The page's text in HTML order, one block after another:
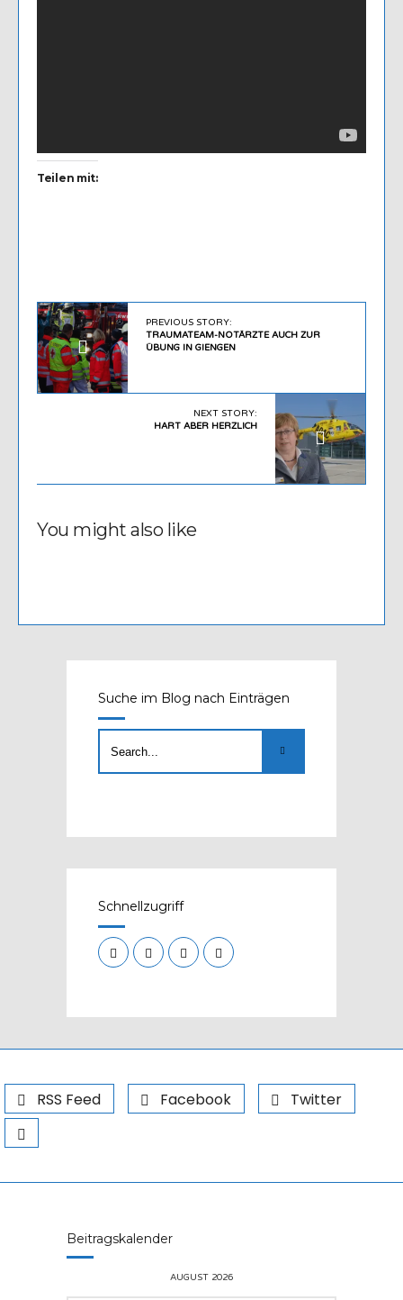
Teilen mit:
PREVIOUS STORY:
TRAUMATEAM-NOTÄRZTE AUCH ZUR
ÜBUNG IN GIENGEN
NEXT STORY:
HART ABER HERZLICH
You might also like
Suche im Blog nach Einträgen
Schnellzugriff
RSS Feed Facebook Twitter
Beitragskalender
AUGUST 2026